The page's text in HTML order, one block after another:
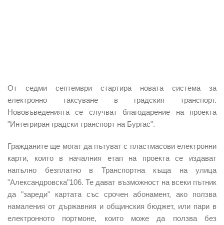
От седми септември стартира новата система за
електронно таксуване в градския транспорт.
Нововъведенията се случват благодарение на проекта
"Интегриран градски транспорт на Бургас".
Гражданите ще могат да пътуват с пластмасови електронни
карти, които в началния етап на проекта се издават
напълно безплатно в Транспортна къща на улица
"Александровска"106. Те дават възможност на всеки пътник
да "зареди" картата със срочен абонамент, ако ползва
намаления от държавния и общинския бюджет, или пари в
електронното портмоне, които може да ползва без